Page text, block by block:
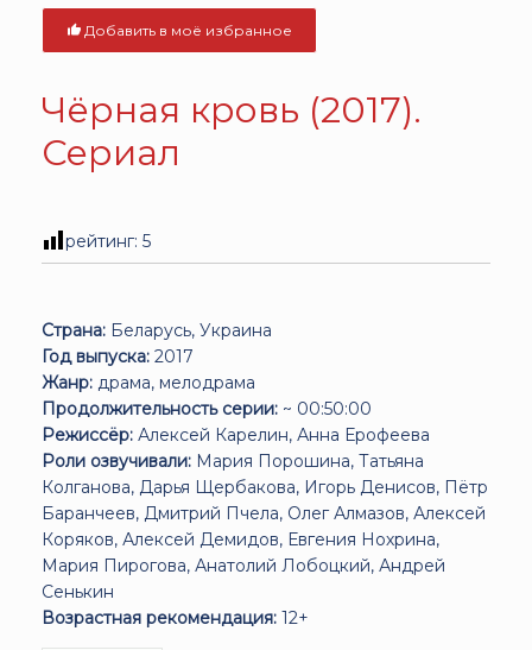
Добавить в моё избранное
Чёрная кровь (2017).
Сериал
рейтинг: 5
Страна: Беларусь, Украина
Год выпуска: 2017
Жанр: драма, мелодрама
Продолжительность серии: ~ 00:50:00
Режиссёр: Алексей Карелин, Анна Ерофеева
Роли озвучивали: Мария Порошина, Татьяна
Колганова, Дарья Щербакова, Игорь Денисов, Пётр
Баранчеев, Дмитрий Пчела, Олег Алмазов, Алексей
Коряков, Алексей Демидов, Евгения Нохрина,
Мария Пирогова, Анатолий Лобоцкий, Андрей
Сенькин
Возрастная рекомендация: 12+